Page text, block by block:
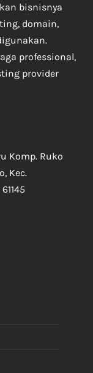
bisnisnya
domain,
professional,
provider
Komp. Ruko
Kec.